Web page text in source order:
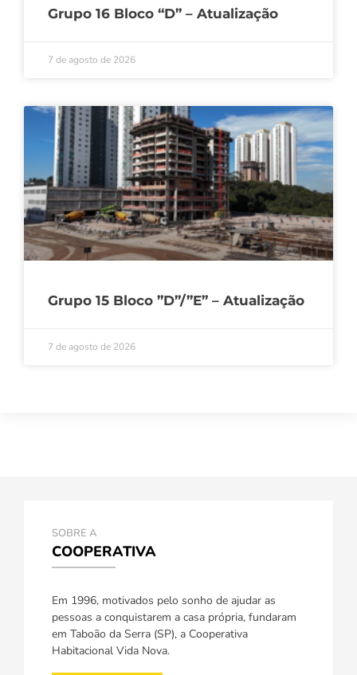
Grupo 16 Bloco “D” – Atualização
7 de agosto de 2026
Grupo 15 Bloco ”D”/”E” – Atualização
7 de agosto de 2026
SOBRE A
COOPERATIVA
Em 1996, motivados pelo sonho de ajudar as
pessoas a conquistarem a casa própria, fundaram
em Taboão da Serra (SP), a Cooperativa
Habitacional Vida Nova.